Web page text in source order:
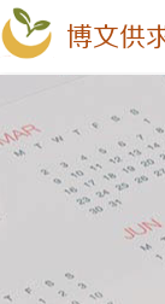
博文供